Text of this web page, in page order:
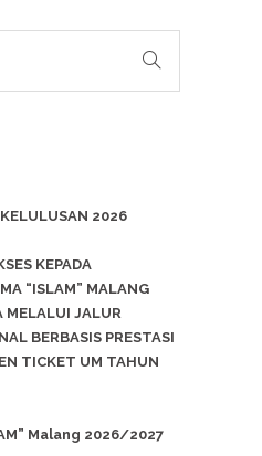
2026
KEPADA
“ISLAM” MALANG
MELALUI JALUR
BERBASIS PRESTASI
TICKET UM TAHUN
Malang 2026/2027